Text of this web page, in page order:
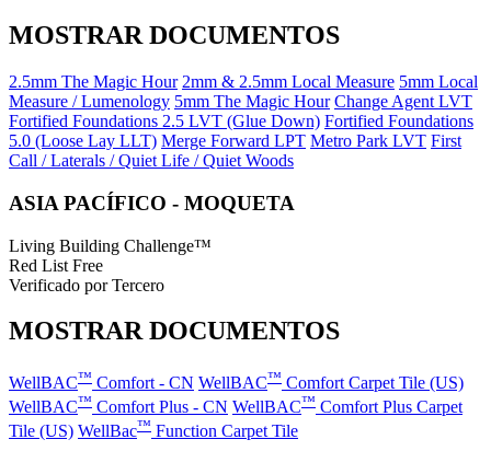
MOSTRAR DOCUMENTOS
2.5mm The Magic Hour 2mm & 2.5mm Local Measure 5mm Local
Measure / Lumenology 5mm The Magic Hour Change Agent LVT
Fortified Foundations 2.5 LVT (Glue Down) Fortified Foundations
5.0 (Loose Lay LLT) Merge Forward LPT Metro Park LVT First
Call / Laterals / Quiet Life / Quiet Woods
ASIA PACÍFICO - MOQUETA
Living Building Challenge™
Red List Free
Verificado por Tercero
MOSTRAR DOCUMENTOS
WellBAC™ Comfort - CN WellBAC™ Comfort Carpet Tile (US)
WellBAC™ Comfort Plus - CN WellBAC™ Comfort Plus Carpet
Tile (US) WellBac™ Function Carpet Tile